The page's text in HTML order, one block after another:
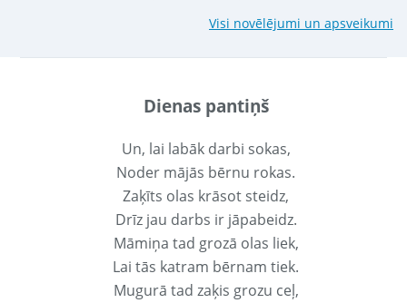
Visi novēlējumi un apsveikumi
Dienas pantiņš
Un, lai labāk darbi sokas,
Noder mājās bērnu rokas.
Zaķīts olas krāsot steidz,
Drīz jau darbs ir jāpabeidz.
Māmiņa tad grozā olas liek,
Lai tās katram bērnam tiek.
Mugurā tad zaķis grozu ceļ,